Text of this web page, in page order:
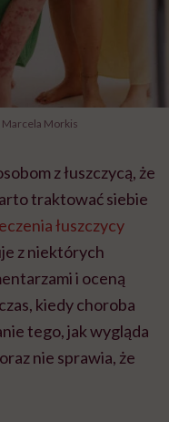
Marcela Morkis
z łuszczycą, że
traktować siebie
łuszczycy
z niektórych
i oceną
kiedy choroba
tego, jak wygląda
nie sprawia, że